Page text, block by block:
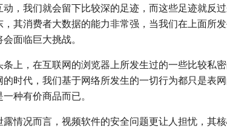
，我们就会留下比较深的足迹，而这些足迹就反
其消费者大数据的能力非常强，当我们在上面所
面临巨大挑战。
上，在互联网的浏览器上所发生过的一些比较私
时代，我们基于网络所发生的一切行为都只是表
种有价商品而已。
情况而言，视频软件的安全问题更让人担忧，其